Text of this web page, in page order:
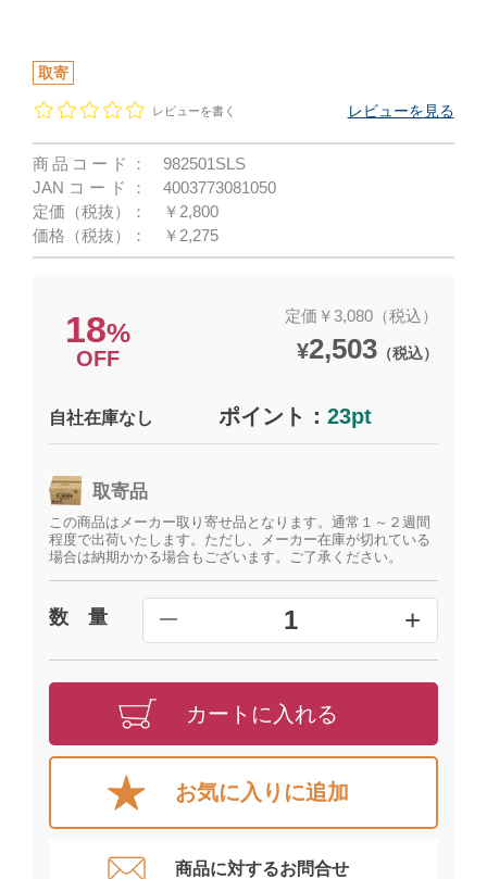
取寄
レビューを書く レビューを見る
商品コード：
982501SLS
JANコード：
4003773081050
定価（税抜）：
￥2,800
価格（税抜）：
￥2,275
18%
OFF
定価￥3,080（税込）
¥2,503（税込）
自社在庫なし ポイント：23pt
取寄品
この商品はメーカー取り寄せ品となります。通常１～２週間
程度で出荷いたします。ただし、メーカー在庫が切れている
場合は納期かかる場合もございます。ご了承ください。
数 量 ━ 1 +
カートに入れる
お気に入りに追加
商品に対するお問合せ​